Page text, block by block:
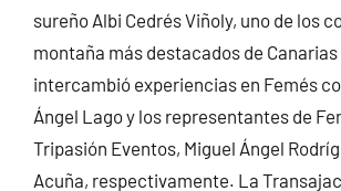
sureño Albi Cedrés Viñoly, uno de los
montaña más destacados de Canarias
intercambió experiencias en Femés
Ángel Lago y los representantes de
Tripasión Eventos, Miguel Ángel
Acuña, respectivamente. La